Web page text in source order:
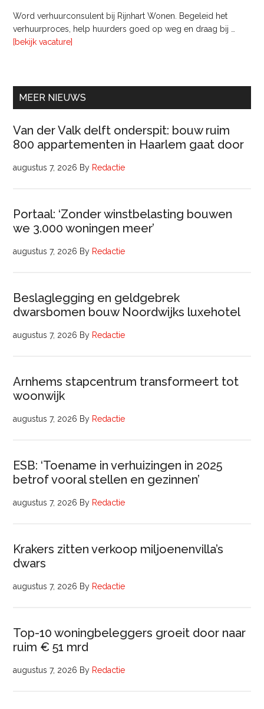
bij
Vastgoedmanagement
Word verhuurconsulent bij Rijnhart Wonen. Begeleid het
verhuurproces, help huurders goed op weg en draag bij …
[bekijk vacature]
MEER NIEUWS
Van der Valk delft onderspit: bouw ruim
800 appartementen in Haarlem gaat door
augustus 7, 2026 By Redactie
Portaal: ‘Zonder winstbelasting bouwen
we 3.000 woningen meer’
augustus 7, 2026 By Redactie
Beslaglegging en geldgebrek
dwarsbomen bouw Noordwijks luxehotel
augustus 7, 2026 By Redactie
Arnhems stapcentrum transformeert tot
woonwijk
augustus 7, 2026 By Redactie
ESB: ‘Toename in verhuizingen in 2025
betrof vooral stellen en gezinnen’
augustus 7, 2026 By Redactie
Krakers zitten verkoop miljoenenvilla’s
dwars
augustus 7, 2026 By Redactie
Top-10 woningbeleggers groeit door naar
ruim € 51 mrd
augustus 7, 2026 By Redactie